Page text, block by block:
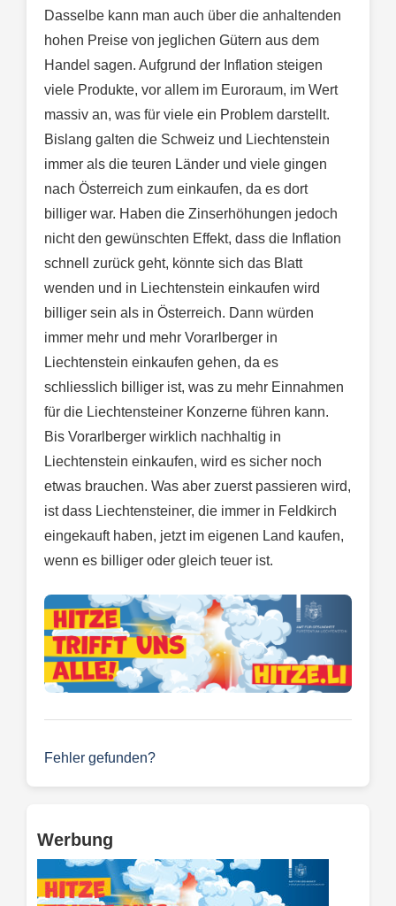
Dasselbe kann man auch über die anhaltenden
hohen Preise von jeglichen Gütern aus dem
Handel sagen. Aufgrund der Inflation steigen
viele Produkte, vor allem im Euroraum, im Wert
massiv an, was für viele ein Problem darstellt.
Bislang galten die Schweiz und Liechtenstein
immer als die teuren Länder und viele gingen
nach Österreich zum einkaufen, da es dort
billiger war. Haben die Zinserhöhungen jedoch
nicht den gewünschten Effekt, dass die Inflation
schnell zurück geht, könnte sich das Blatt
wenden und in Liechtenstein einkaufen wird
billiger sein als in Österreich. Dann würden
immer mehr und mehr Vorarlberger in
Liechtenstein einkaufen gehen, da es
schliesslich billiger ist, was zu mehr Einnahmen
für die Liechtensteiner Konzerne führen kann.
Bis Vorarlberger wirklich nachhaltig in
Liechtenstein einkaufen, wird es sicher noch
etwas brauchen. Was aber zuerst passieren wird,
ist dass Liechtensteiner, die immer in Feldkirch
eingekauft haben, jetzt im eigenen Land kaufen,
wenn es billiger oder gleich teuer ist.
Fehler gefunden?
Werbung